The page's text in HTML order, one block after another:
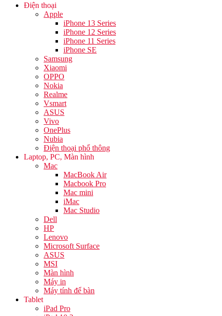
Điện thoại
Apple
iPhone 13 Series
iPhone 12 Series
iPhone 11 Series
iPhone SE
Samsung
Xiaomi
OPPO
Nokia
Realme
Vsmart
ASUS
Vivo
OnePlus
Nubia
Điện thoại phổ thông
Laptop, PC, Màn hình
Mac
MacBook Air
Macbook Pro
Mac mini
iMac
Mac Studio
Dell
HP
Lenovo
Microsoft Surface
ASUS
MSI
Màn hình
Máy in
Máy tính để bàn
Tablet
iPad Pro